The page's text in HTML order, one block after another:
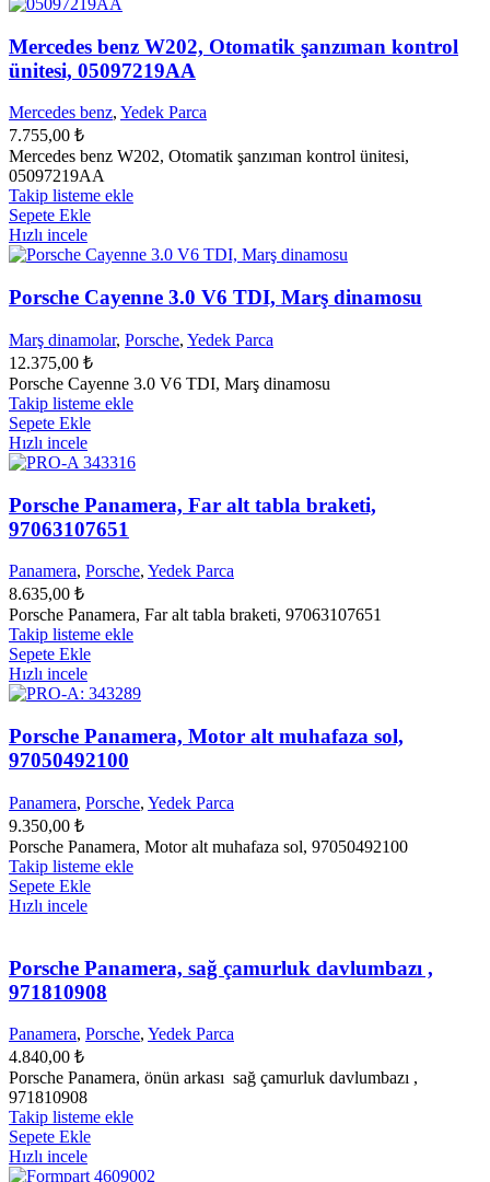
Mercedes benz W202, Otomatik şanzıman kontrol
ünitesi, 05097219AA
Mercedes benz, Yedek Parca
7.755,00 ₺
Mercedes benz W202, Otomatik şanzıman kontrol ünitesi,
05097219AA
Takip listeme ekle
Sepete Ekle
Hızlı incele
Porsche Cayenne 3.0 V6 TDI, Marş dinamosu
Marş dinamolar, Porsche, Yedek Parca
12.375,00 ₺
Porsche Cayenne 3.0 V6 TDI, Marş dinamosu
Takip listeme ekle
Sepete Ekle
Hızlı incele
Porsche Panamera, Far alt tabla braketi,
97063107651
Panamera, Porsche, Yedek Parca
8.635,00 ₺
Porsche Panamera, Far alt tabla braketi, 97063107651
Takip listeme ekle
Sepete Ekle
Hızlı incele
Porsche Panamera, Motor alt muhafaza sol,
97050492100
Panamera, Porsche, Yedek Parca
9.350,00 ₺
Porsche Panamera, Motor alt muhafaza sol, 97050492100
Takip listeme ekle
Sepete Ekle
Hızlı incele
Porsche Panamera, sağ çamurluk davlumbazı ,
971810908
Panamera, Porsche, Yedek Parca
4.840,00 ₺
Porsche Panamera, önün arkası sağ çamurluk davlumbazı ,
971810908
Takip listeme ekle
Sepete Ekle
Hızlı incele